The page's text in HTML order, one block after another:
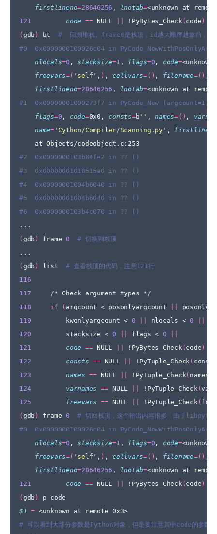
firstlineno=28646256 , lnotab=<unknown at
121
code == NULL !PyBytes_Check( code )
( gdb ) bt #  回溯堆栈。frame0是栈顶，id越大顺序越靠前，也
#0  0x0000000100026c04 in
nlocals=0 , stacksize=1 , flags=0 , code=
freevars=( 'self' , ) , cellvars=() , filename=() ,
firstlineno=28646256 , lnotab=<unknown at
#1  0x00000001000273f7 in PyCode_New
flags=0 , code=0x0, consts=b '' , names=() ,
name= 'Cython/Compiler/Scanning.py' , firstlineno
#2  0x0000000103b84fe2 in ?? ()
#3  0x00000001018515a0 in ?? ()
#4  0x00000001004b6040 in ?? ()
#5  0x00000001004b6040 in ?? ()
#6  0x0000000103b4c070 in ?? ()
( gdb ) frame 0
# 切换到栈顶
( gdb ) list # 查看栈顶的代码，注意121行
116
117
118
if ( argcount < posonlyargcount
119
         kwonlyargcount <
0 nlocals < 0
120
         stacksize <
0 flags < 0
121
code == NULL !PyBytes_Check( code )
122
consts == NULL !PyTuple_Check( consts
123
names == NULL !PyTuple_Check( names
124
varnames == NULL !PyTuple_Check(
125
freevars == NULL !PyTuple_Check(
( gdb ) frame 0
# 切回栈顶，这个输出内容很多，由于
#0  0x0000000100026c04 in
nlocals=0 , stacksize=1 , flags=0 , code=
freevars=( 'self' , ) , cellvars=() , filename=() ,
firstlineno=28646256 , lnotab=<unknown at
121
code == NULL !PyBytes_Check( code )
( gdb )
$1
=
# 可以看到大部分参数是Python对象，但是要注意其中code的参数